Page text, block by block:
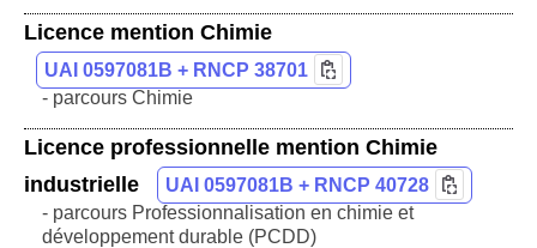
Licence mention Chimie
UAI 0597081B + RNCP 38701
- parcours Chimie
Licence professionnelle mention Chimie
industrielle
UAI 0597081B + RNCP 40728
- parcours Professionnalisation en chimie et
développement durable (PCDD)